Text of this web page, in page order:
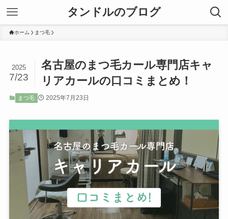
タンドルのブログ
ホーム まつ毛
名古屋のまつ毛カール専門店キャ
リアカールの口コミまとめ！
2025
7/23
まつ毛 2025年7月23日